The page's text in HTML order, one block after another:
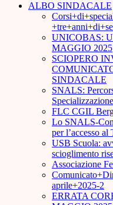
ALBO SINDACALE
UNICOBAS:
MAGGIO 2025
SCIOPERO
SINDACALE
SNALS:
FLC CGIL
Lo SNALS-
per l’accesso
USB Scuola:
scioglimento
Associazione
aprile+2025-2
ERRATA